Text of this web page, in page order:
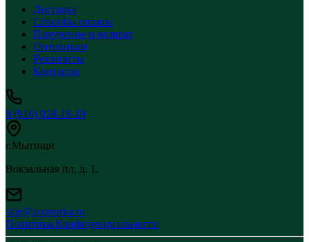
Доставка
Способы оплаты
Получение и возврат
Оптовикам
Реквизиты
Контакты
8 (916) 028-19-19
г.Мытищи
Вокзальная пл, д. 1,
sale@zoonorka.ru
Политика Конфиденциальности